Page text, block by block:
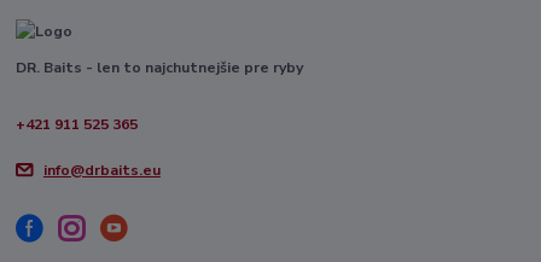
DR. Baits - len to najchutnejšie pre ryby
+421 911 525 365
info@drbaits.eu